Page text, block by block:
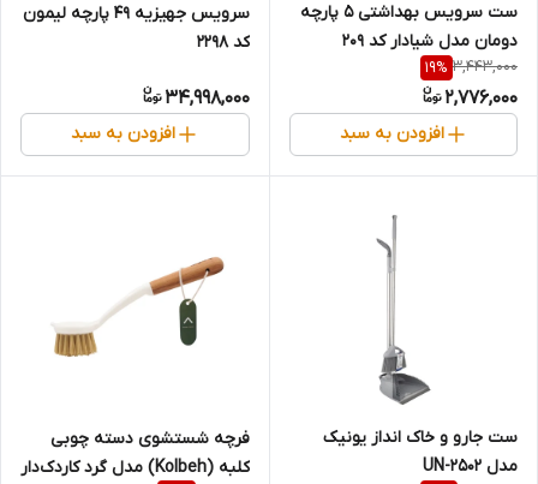
ست سرویس بهداشتی 5 پارچه
دومان مدل شیادار کد 209
3,443,000
19%
2,776,000
افزودن به سبد
سرویس جهیزیه 49 پارچه لیمون
کد 2298
34,998,000
افزودن به سبد
ست جارو و خاک انداز یونیک
مدل UN-2502
فرچه شستشوی دسته چوبی
کلبه (Kolbeh) مدل گرد کاردک‌دار